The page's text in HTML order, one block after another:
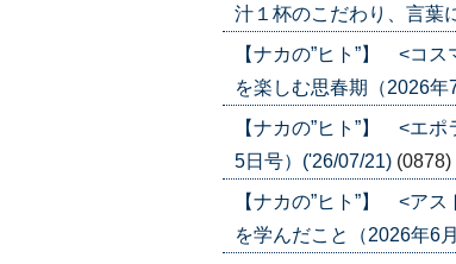
汁１杯のこだわり、言葉
【ナカの”ヒト”】 <コ
を楽しむ思春期（2026
【ナカの”ヒト”】 <エ
5日号）('26/07/21) (0878)
【ナカの”ヒト”】 <ア
を学んだこと（2026年6